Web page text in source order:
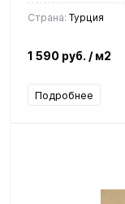
Страна: Турция
1 590 руб. / м2
Подробнее